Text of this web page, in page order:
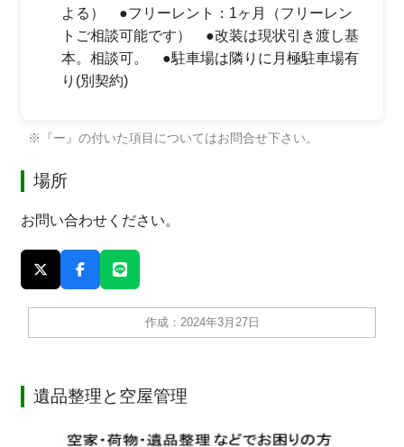
よる） ●フリーレント：1ヶ月（フリーレン
トご相談可能です） ●改装は現状引き渡し基
本。相談可。 ●駐車場は隣りに月極駐車場有
り(別契約)
※『ー』の付いた項目についてはお問合せ下さい。
場所
お問い合わせください。
作成：2024年3月27日
遺品整理と空屋管理